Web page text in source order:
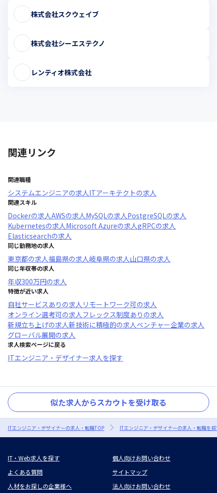
株式会社スクウェイブ
株式会社シーエステクノ
レンティオ株式会社
関連リンク
関連職種
システムエンジニアの求人ITアーキテクトの求人
関連スキル
Dockerの求人AWSの求人MySQLの求人PostgreSQLの求人
Kubernetesの求人Microsoft Azureの求人gRPCの求人
Elasticsearchの求人
同じ勤務地の求人
東京都の求人福島県の求人岐阜県の求人山口県の求人
同じ年収帯の求人
年収300万円の求人
特徴が近い求人
自社サービスあり の求人 リモートワーク可の求人
オンライン選考可の求人フレックス制度あり の求人
新規立ち上げの求人新技術に積極的の求人ベンチャー企業の求人
グローバル展開の求人
求人検索ページに戻る
ITエンジニア・デザイナー求人を探す
似た求人からスカウトを受け取る
ITエンジニア・デザイナーの求人・転職TOP ITエンジニア・デザイナーの求人・転職を
IT・Web求人を探す
個人向けお問い合わせ
よくある質問
サイトマップ
人材をお探しの企業様へ
法人向けお問い合わせ